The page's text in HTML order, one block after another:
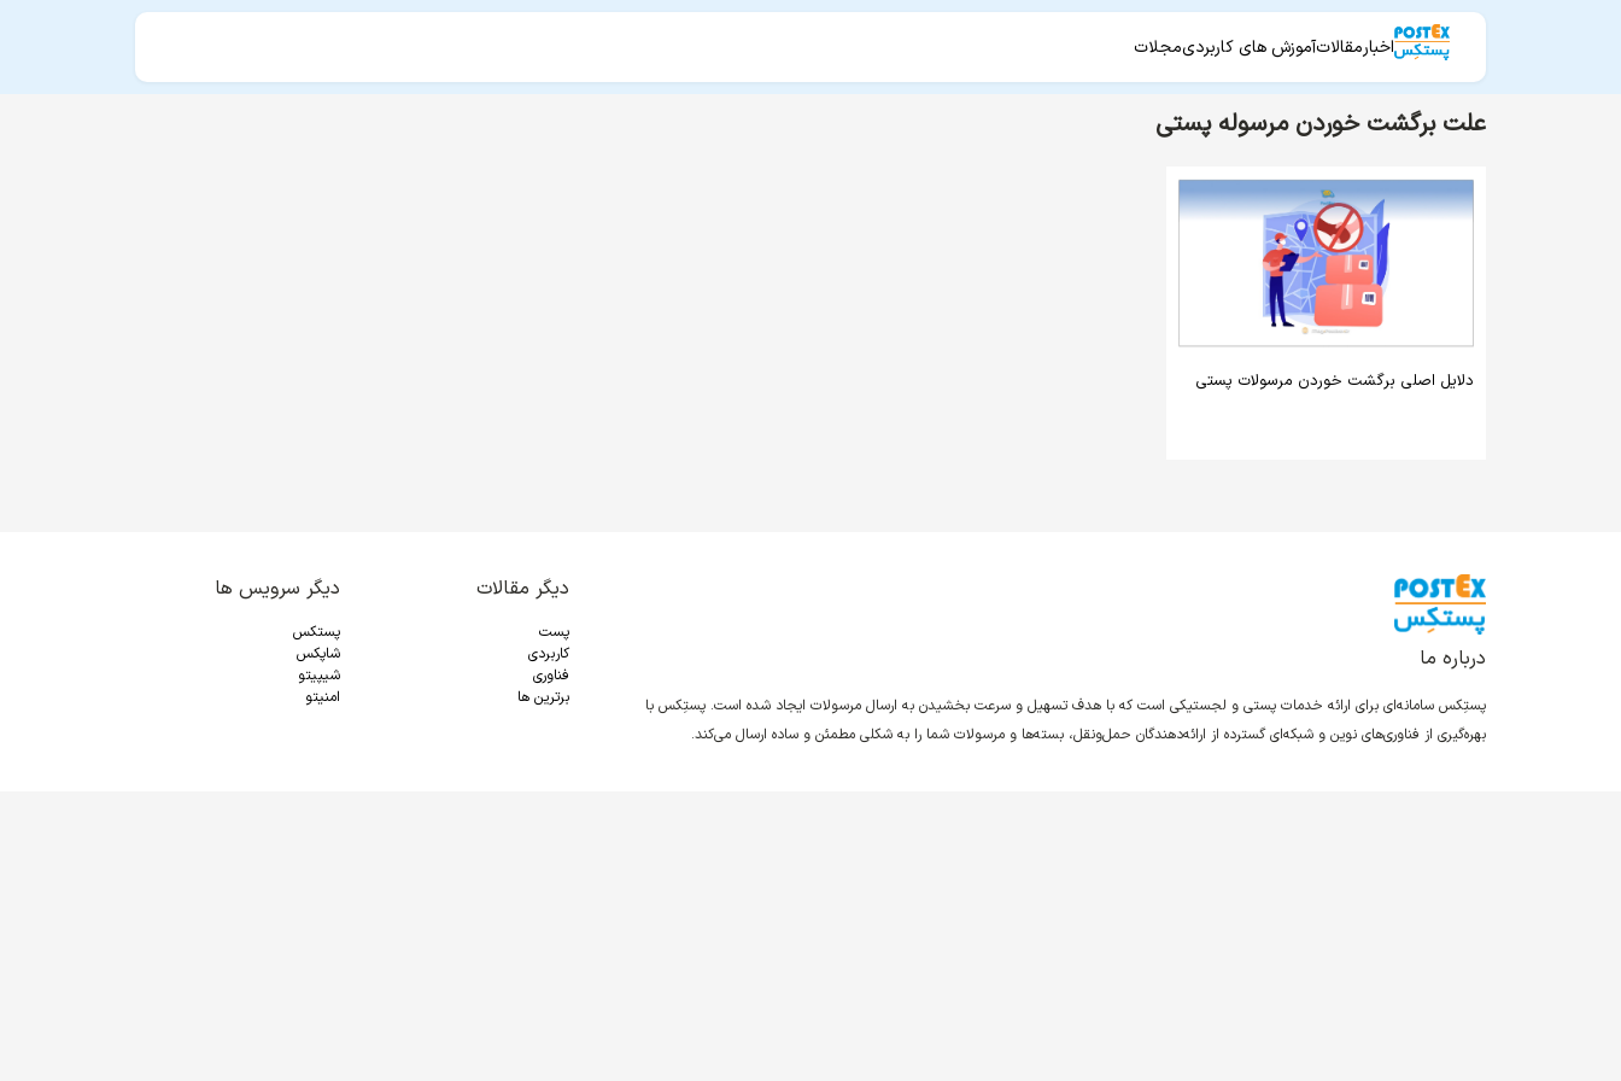
اخبارمقالاتآموزش های کاربردیمجلات
علت برگشت خوردن مرسوله پستی
دلایل اصلی برگشت خوردن مرسولات پستی
درباره ما
پستِکس سامانه‌ای برای ارائه خدمات پستی و لجستیکی است که با هدف تسهیل و سرعت بخشیدن به ارسال مرسولات ایجاد شده است. پستِکس با
بهره‌گیری از فناوری‌های نوین و شبکه‌ای گسترده از ارائه‌دهندگان حمل‌ونقل، بسته‌ها و مرسولات شما را به شکلی مطمئن و ساده ارسال می‌کند.
دیگر مقالات
پست
کاربردی
فناوری
برترین ها
دیگر سرویس ها
پستکس
شاپکس
شیپیتو
امنیتو